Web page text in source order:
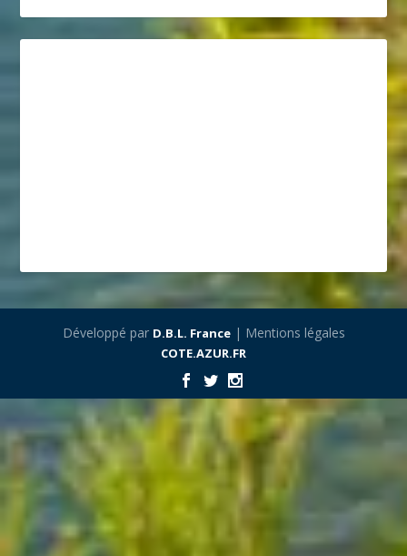
Développé par D.B.L. France| Mentions légales
COTE.AZUR.FR